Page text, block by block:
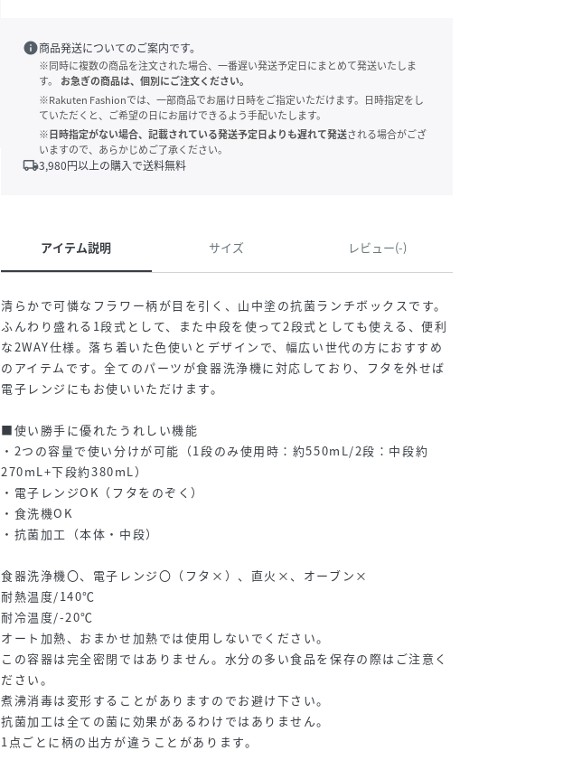
info商品発送についてのご案内です。
※同時に複数の商品を注文された場合、一番遅い発送予定日にまとめて発送いたしま
す。
お急ぎの商品は、個別にご注文ください。
※Rakuten Fashionでは、一部商品でお届け日時をご指定いただけます。日時指定をし
ていただくと、ご希望の日にお届けできるよう手配いたします。
※日時指定がない場合、記載されている発送予定日よりも遅れて発送される場合がござ
いますので、あらかじめご了承ください。
local_shipping3,980円以上の購入で送料無料
アイテム説明 サイズ レビュー(-)
清らかで可憐なフラワー柄が目を引く、山中塗の抗菌ランチボックスです。
ふんわり盛れる1段式として、また中段を使って2段式としても使える、便利
な2WAY仕様。落ち着いた色使いとデザインで、幅広い世代の方におすすめ
のアイテムです。全てのパーツが食器洗浄機に対応しており、フタを外せば
電子レンジにもお使いいただけます。
■使い勝手に優れたうれしい機能
・2つの容量で使い分けが可能（1段のみ使用時：約550mL/2段：中段約
270mL+下段約380mL）
・電子レンジOK（フタをのぞく）
・食洗機OK
・抗菌加工（本体・中段）
食器洗浄機〇、電子レンジ〇（フタ×）、直火×、オーブン×
耐熱温度/140℃
耐冷温度/-20℃
オート加熱、おまかせ加熱では使用しないでください。
この容器は完全密閉ではありません。水分の多い食品を保存の際はご注意く
ださい。
煮沸消毒は変形することがありますのでお避け下さい。
抗菌加工は全ての菌に効果があるわけではありません。
1点ごとに柄の出方が違うことがあります。